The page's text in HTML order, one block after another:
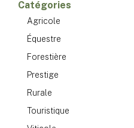
Catégories
Agricole
Équestre
Forestière
Prestige
Rurale
Touristique